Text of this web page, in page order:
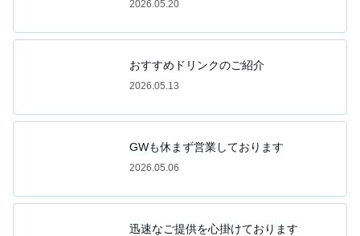
2026.05.20
おすすめドリンクのご紹介
2026.05.13
GWも休まず営業しております
2026.05.06
迅速なご提供を心掛けております